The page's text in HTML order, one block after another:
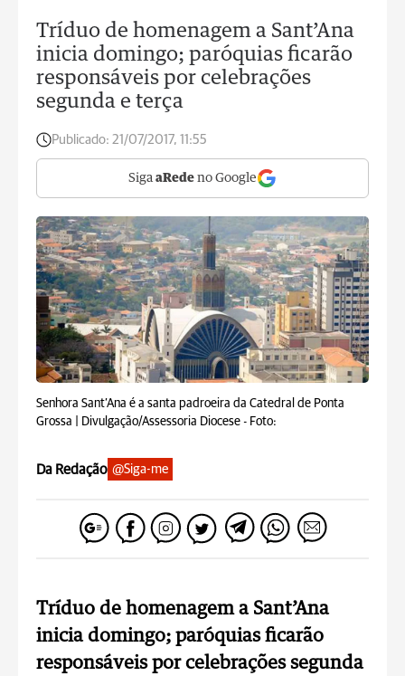
Tríduo de homenagem a Sant’Ana
inicia domingo; paróquias ficarão
responsáveis por celebrações
segunda e terça
Publicado: 21/07/2017, 11:55
Siga aRede no Google
Senhora Sant’Ana é a santa padroeira da Catedral de Ponta
Grossa | Divulgação/Assessoria Diocese - Foto:
Da Redação @Siga-me
Tríduo de homenagem a Sant’Ana
inicia domingo; paróquias ficarão
responsáveis por celebrações segunda